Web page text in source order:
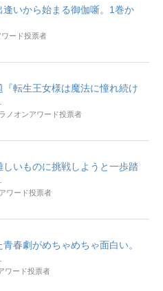
いから始まる御伽噺。1巻か
ード投票者
転生王女様は魔法に憧れ続け
ノオンアワード投票者
いものに挑戦しようと一歩踏
ワード投票者
春劇がめちゃめちゃ面白い。
ワード投票者